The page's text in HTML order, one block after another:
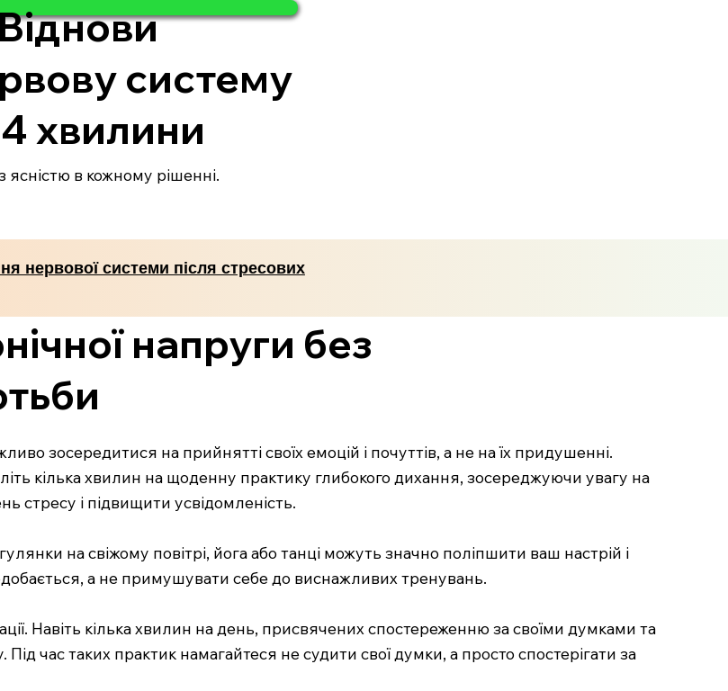
систему
хвилини
ясністю в кожному рішенні.
нервової системи після стресових
напруги без
зосередитися на прийнятті своїх емоцій і почуттів, а не на їх придушенні.
кілька хвилин на щоденну практику глибокого дихання, зосереджуючи увагу на
стресу і підвищити усвідомленість.
на свіжому повітрі, йога або танці можуть значно поліпшити ваш настрій і
а не примушувати себе до виснажливих тренувань.
Навіть кілька хвилин на день, присвячених спостереженню за своїми думками та
час таких практик намагайтеся не судити свої думки, а просто спостерігати за